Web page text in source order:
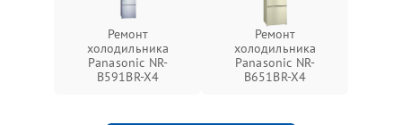
Ремонт
холодильника
Panasonic NR-
B591BR-X4
Ремонт
холодильника
Panasonic NR-
B651BR-X4